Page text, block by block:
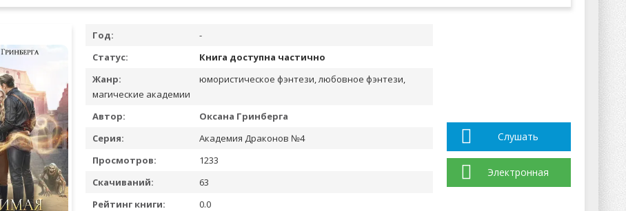
Год:
-
Статус:
Книга доступна частично
Жанр:
юмористическое фэнтези, любовное фэнтези,
магические академии
Автор:
Оксана Гринберга
Серия:
Академия Драконов №4
Просмотров:
1233
Скачиваний:
63
Рейтинг книги:
0.0
Слушать
Электронная